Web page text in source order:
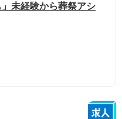
」未経験から葬祭アシ